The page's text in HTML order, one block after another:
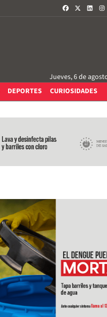
FACEBOOK
Jueves, 6 de
DEPORTES CURIOSIDADES